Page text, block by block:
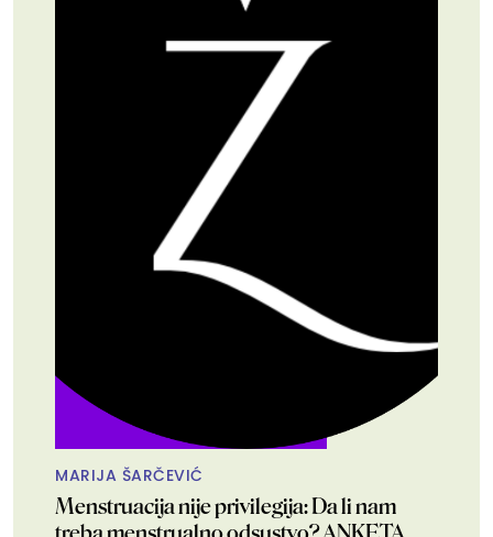
MARIJA ŠARČEVIĆ
Menstruacija nije privilegija: Da li nam